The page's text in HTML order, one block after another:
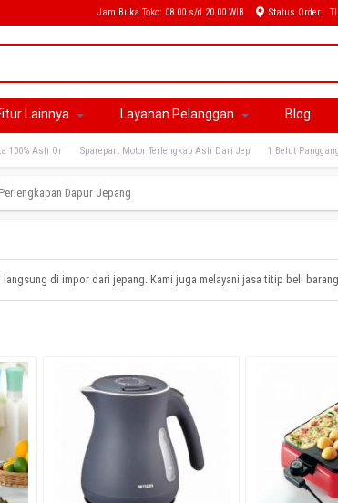
Jam Buka Toko: 08.00 s/d 20.00 WIB Status Order
Lainnya Layanan Pelanggan Blog
100% Asli Or Sparepart Motor Terlengkap Asli Dari Jep 1 Belut
Dapur Jepang
di impor dari jepang. Kami juga melayani jasa titip beli